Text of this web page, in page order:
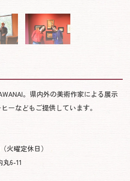
。県内外の美術作家による展示
ーなどもご提供しています。
（火曜定休日）
6-11